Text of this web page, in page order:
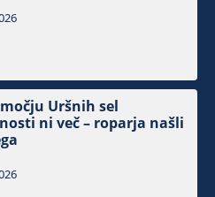
Uršnih sel
ni več – roparja našli